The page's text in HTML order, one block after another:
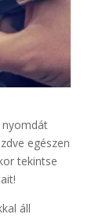
nyomdát
egészen
tekintse
áll